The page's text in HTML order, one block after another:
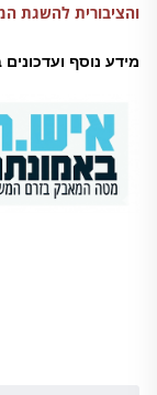
והציבורית להשגת
מידע נוסף